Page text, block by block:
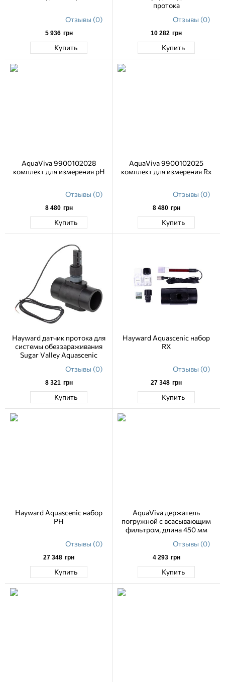
Отзывы (0)
5 936 грн
Купить
протока
Отзывы (0)
10 282 грн
Купить
AquaViva 9900102028
комплект для измерения pH
Отзывы (0)
8 480 грн
Купить
AquaViva 9900102025
комплект для измерения Rx
Отзывы (0)
8 480 грн
Купить
Hayward датчик протока для
системы обеззараживания
Sugar Valley Aquascenic
Отзывы (0)
8 321 грн
Купить
Hayward Aquascenic набор
RX
Отзывы (0)
27 348 грн
Купить
Hayward Aquascenic набор
PH
Отзывы (0)
27 348 грн
Купить
AquaViva держатель
погружной с всасывающим
фильтром, длина 450 мм
Отзывы (0)
4 293 грн
Купить